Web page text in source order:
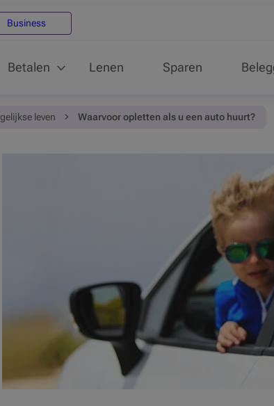
Business
Betalen Lenen Sparen
leven Waarvoor opletten als u een auto huurt?